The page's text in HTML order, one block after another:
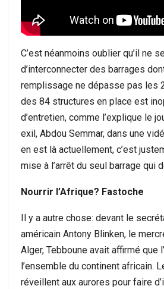
C’est néanmoins oublier qu’il ne
d’interconnecter des barrages
remplissage ne dépasse pas les
des 84 structures en place est
d’entretien, comme l’explique le
exil, Abdou Semmar, dans une
en est là actuellement, c’est
mise à l’arrêt du seul barrage qui
Nourrir l’Afrique? Fastoche
Il y a autre chose: devant le
américain Antony Blinken, le
Alger, Tebboune avait affirmé que
l’ensemble du continent africain.
réveillent aux aurores pour faire